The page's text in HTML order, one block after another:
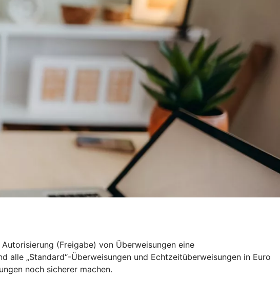
(Freigabe) von Überweisungen eine
„Standard“-Überweisungen und Echtzeitüberweisungen in Euro
noch sicherer machen.